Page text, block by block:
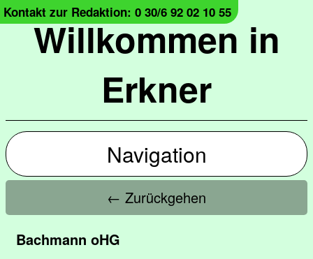
Willkommen in
Erkner
Kontakt zur Redaktion: 0 30/6 92 02 10 55
Navigation
← Zurückgehen
Bachmann oHG